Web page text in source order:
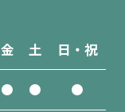
金 土 日・祝
● ● ●